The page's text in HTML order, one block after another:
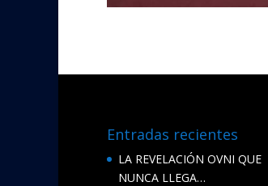
Entradas recientes
LA REVELACIÓN OVNI QUE
NUNCA LLEGA…